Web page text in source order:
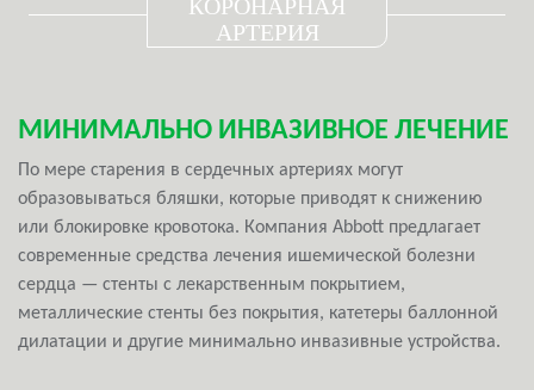
АРТЕРИЯ
МИНИМАЛЬНО ИНВАЗИВНОЕ ЛЕЧЕНИЕ
По мере старения в сердечных артериях могут
образовываться бляшки, которые приводят к снижению
или блокировке кровотока. Компания Abbott предлагает
современные средства лечения ишемической болезни
сердца — стенты с лекарственным покрытием,
металлические стенты без покрытия, катетеры баллонной
дилатации и другие минимально инвазивные устройства.